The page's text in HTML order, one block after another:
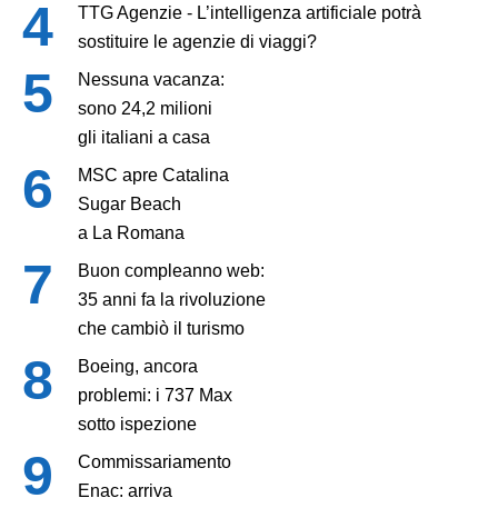
TTG Agenzie - L’intelligenza artificiale potrà
sostituire le agenzie di viaggi?
Nessuna vacanza:
sono 24,2 milioni
gli italiani a casa
MSC apre Catalina
Sugar Beach
a La Romana
Buon compleanno web:
35 anni fa la rivoluzione
che cambiò il turismo
Boeing, ancora
problemi: i 737 Max
sotto ispezione
Commissariamento
Enac: arriva